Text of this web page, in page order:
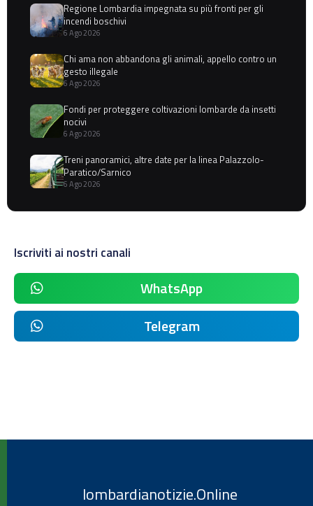
Regione Lombardia impegnata su più fronti per gli
incendi boschivi
6 Ago 2026
Chi ama non abbandona gli animali, appello contro un
gesto illegale
6 Ago 2026
Fondi per proteggere coltivazioni lombarde da insetti
nocivi
6 Ago 2026
Treni panoramici, altre date per la linea Palazzolo-
Paratico/Sarnico
6 Ago 2026
Iscriviti ai nostri canali
WhatsApp
Telegram
lombardianotizie.Online